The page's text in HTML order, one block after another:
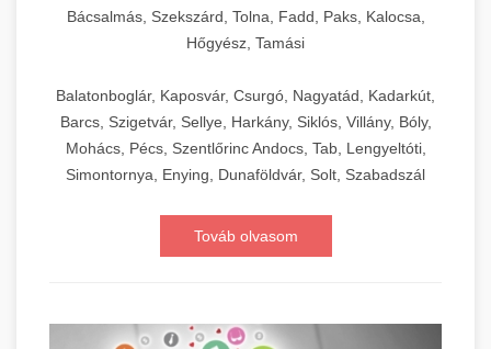
Bácsalmás, Szekszárd, Tolna, Fadd, Paks, Kalocsa,
Hőgyész, Tamási
Balatonboglár, Kaposvár, Csurgó, Nagyatád, Kadarkút,
Barcs, Szigetvár, Sellye, Harkány, Siklós, Villány, Bóly,
Mohács, Pécs, Szentlőrinc Andocs, Tab, Lengyeltóti,
Simontornya, Enying, Dunaföldvár, Solt, Szabadszál
Továb olvasom